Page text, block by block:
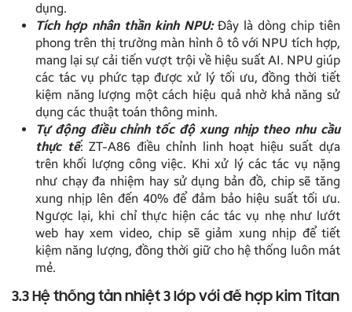
dụng.
Tích hợp nhân thần kinh NPU:Đây là dòng chip tiên
phong trên thị trường màn hình ô tô với NPU tích hợp,
mang lại sự cải tiến vượt trội về hiệu suất AI. NPU giúp
các tác vụ phức tạp được xử lý tối ưu, đồng thời tiết
kiệm năng lượng một cách hiệu quả nhờ khả năng sử
dụng các thuật toán thông minh.
Tự động điều chỉnh tốc độ xung nhịp theo nhu cầu
thực tế: ZT-A86 điều chỉnh linh hoạt hiệu suất dựa
trên khối lượng công việc. Khi xử lý các tác vụ nặng
như chạy đa nhiệm hay sử dụng bản đồ, chip sẽ tăng
xung nhịp lên đến 40% để đảm bảo hiệu suất tối ưu.
Ngược lại, khi chỉ thực hiện các tác vụ nhẹ như lướt
web hay xem video, chip sẽ giảm xung nhịp để tiết
kiệm năng lượng, đồng thời giữ cho hệ thống luôn mát
mẻ.
3.3 Hệ thống tản nhiệt 3 lớp với đế hợp kim Titan